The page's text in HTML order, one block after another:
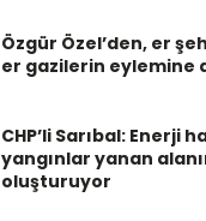
Özgür Özel’den, er
er gazilerin eylemine
CHP’li Sarıbal: Enerji
yangınlar yanan
oluşturuyor